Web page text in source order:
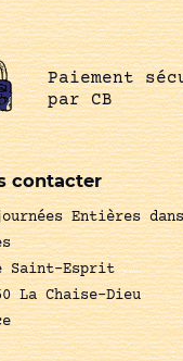
Paiement
par CB
contacter
Entières
Saint-Esprit
La Chaise-Dieu